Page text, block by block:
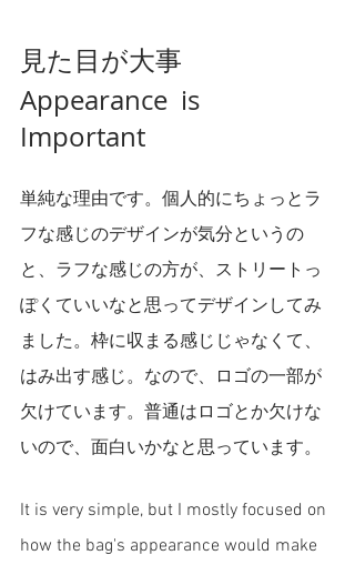
見た目が大事
Appearance  is
Important
単純な理由です。個人的にちょっとラ
フな感じのデザインが気分というの
と、ラフな感じの方が、ストリートっ
ぽくていいなと思ってデザインしてみ
ました。枠に収まる感じじゃなくて、
はみ出す感じ。なので、ロゴの一部が
欠けています。普通はロゴとか欠けな
いので、面白いかなと思っています。
It is very simple, but I mostly focused on
how the bag's appearance would make